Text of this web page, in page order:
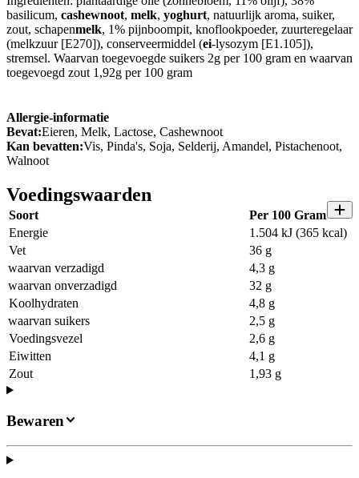
basilicum, cashewnoot, melk, yoghurt, natuurlijk aroma, suiker,
zout, schapenmelk, 1% pijnboompit, knoflookpoeder, zuurteregelaar
(melkzuur [E270]), conserveermiddel (ei-lysozym [E1.105]),
stremsel. Waarvan toegevoegde suikers 2g per 100 gram en waarvan
toegevoegd zout 1,92g per 100 gram
Allergie-informatie
Bevat:Eieren, Melk, Lactose, Cashewnoot
Kan bevatten:Vis, Pinda's, Soja, Selderij, Amandel, Pistachenoot,
Walnoot
Voedingswaarden
Soort
Per 100 Gram
Energie
1.504 kJ (365 kcal)
Vet
36 g
waarvan verzadigd
4,3 g
waarvan onverzadigd
32 g
Koolhydraten
4,8 g
waarvan suikers
2,5 g
Voedingsvezel
2,6 g
Eiwitten
4,1 g
Zout
1,93 g
Bewaren